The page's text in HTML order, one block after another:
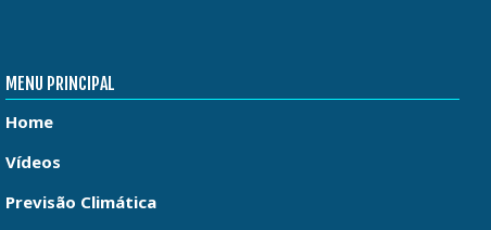
MENU PRINCIPAL
Home
Vídeos
Previsão Climática